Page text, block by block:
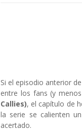
Si el episodio anterior
entre los fans (y
Callies), el capítulo de
la serie se calienten
acertado.